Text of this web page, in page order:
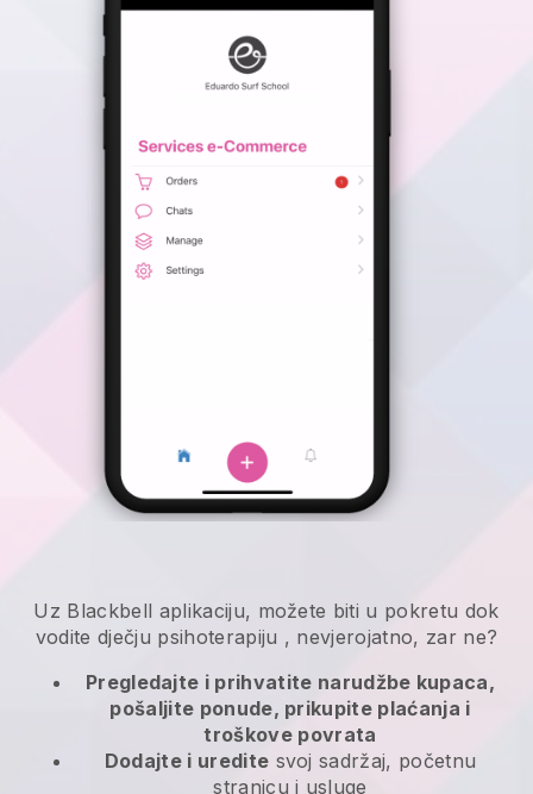
Uz Blackbell aplikaciju, možete biti u pokretu dok
vodite dječju psihoterapiju , nevjerojatno, zar ne?
Pregledajte i prihvatite narudžbe kupaca,
pošaljite ponude, prikupite plaćanja i
troškove povrata
Dodajte i uredite svoj sadržaj, početnu
stranicu i usluge